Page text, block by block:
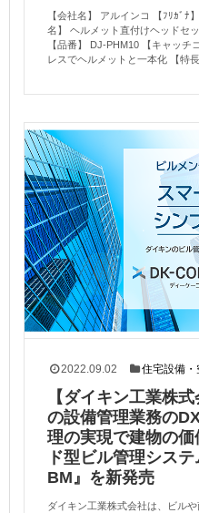
【会社名】 アルインコ 【ﾌﾘｶﾞﾅ
名】 ヘルメット直付けヘッドセ
【品番】 DJ-PHM10 【キャッ
レスでヘルメットと一本化 【特長
2022.09.02 住宅設備
【ダイキン工業株
の設備管理業務の
理の実現で建物の
ド型ビル管理シス
BM』を新発売
ダイキン工業株式会社は、ビル